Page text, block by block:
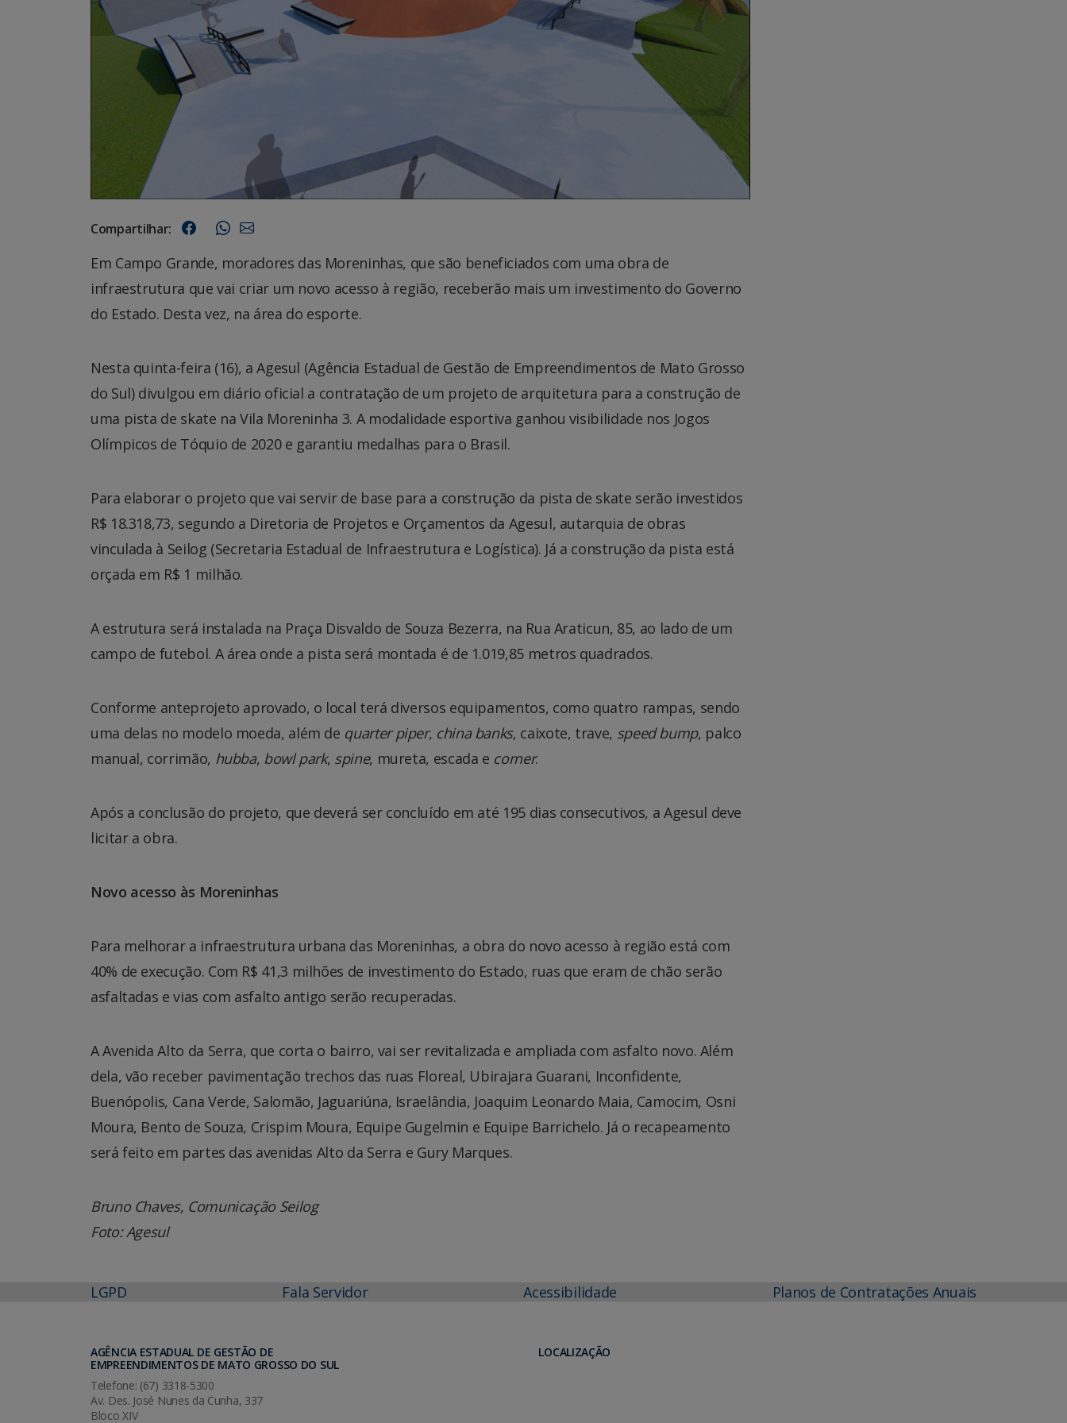
Compartilhar:
Em Campo Grande, moradores das Moreninhas, que são beneficiados com uma obra de
infraestrutura que vai criar um novo acesso à região, receberão mais um investimento do Governo
do Estado. Desta vez, na área do esporte.
Nesta quinta-feira (16), a Agesul (Agência Estadual de Gestão de Empreendimentos de Mato Grosso
do Sul) divulgou em diário oficial a contratação de um projeto de arquitetura para a construção de
uma pista de skate na Vila Moreninha 3. A modalidade esportiva ganhou visibilidade nos Jogos
Olímpicos de Tóquio de 2020 e garantiu medalhas para o Brasil.
Para elaborar o projeto que vai servir de base para a construção da pista de skate serão investidos
R$ 18.318,73, segundo a Diretoria de Projetos e Orçamentos da Agesul, autarquia de obras
vinculada à Seilog (Secretaria Estadual de Infraestrutura e Logística). Já a construção da pista está
orçada em R$ 1 milhão.
A estrutura será instalada na Praça Disvaldo de Souza Bezerra, na Rua Araticun, 85, ao lado de um
campo de futebol. A área onde a pista será montada é de 1.019,85 metros quadrados.
Conforme anteprojeto aprovado, o local terá diversos equipamentos, como quatro rampas, sendo
uma delas no modelo moeda, além de quarter piper, china banks, caixote, trave, speed bump, palco
manual, corrimão, hubba, bowl park, spine, mureta, escada e corner.
Após a conclusão do projeto, que deverá ser concluído em até 195 dias consecutivos, a Agesul deve
licitar a obra.
Novo acesso às Moreninhas
Para melhorar a infraestrutura urbana das Moreninhas, a obra do novo acesso à região está com
40% de execução. Com R$ 41,3 milhões de investimento do Estado, ruas que eram de chão serão
asfaltadas e vias com asfalto antigo serão recuperadas.
A Avenida Alto da Serra, que corta o bairro, vai ser revitalizada e ampliada com asfalto novo. Além
dela, vão receber pavimentação trechos das ruas Floreal, Ubirajara Guarani, Inconfidente,
Buenópolis, Cana Verde, Salomão, Jaguariúna, Israelândia, Joaquim Leonardo Maia, Camocim, Osni
Moura, Bento de Souza, Crispim Moura, Equipe Gugelmin e Equipe Barrichelo. Já o recapeamento
será feito em partes das avenidas Alto da Serra e Gury Marques.
Bruno Chaves, Comunicação Seilog
Foto: Agesul
LGPD Fala Servidor Acessibilidade Planos de Contratações Anuais
AGÊNCIA ESTADUAL DE GESTÃO DE
EMPREENDIMENTOS DE MATO GROSSO DO SUL
Telefone: (67) 3318-5300
Av. Des. José Nunes da Cunha, 337
Bloco XIV
LOCALIZAÇÃO